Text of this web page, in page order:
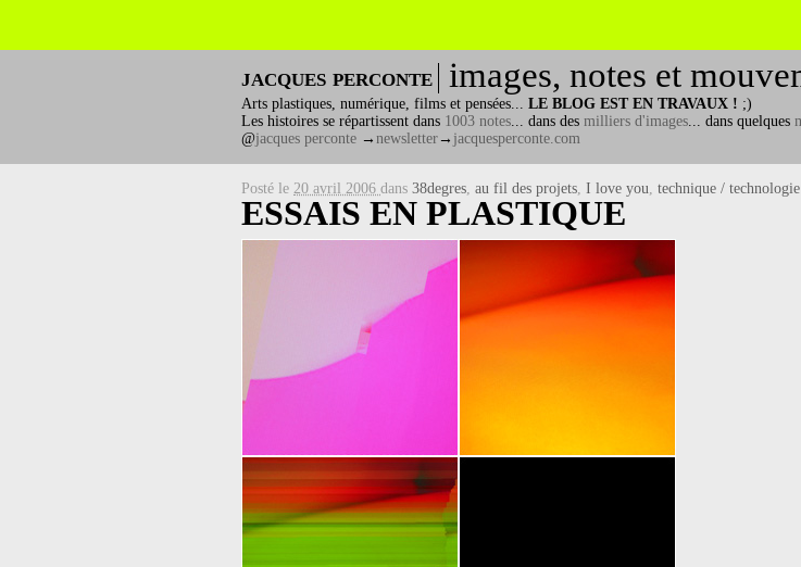
jacques perconte images, notes et
Arts plastiques, numérique, films et pensées... LE BLOG EST EN TRAVAUX ! ;)
Les histoires se répartissent dans 1003 notes... dans des milliers d'images... dans quelques
@jacques perconte → newsletter→ jacquesperconte.com
Posté le 20 avril 2006 dans 38degres, au fil des projets, I love you, technique / technologie
ESSAIS EN PLASTIQUE